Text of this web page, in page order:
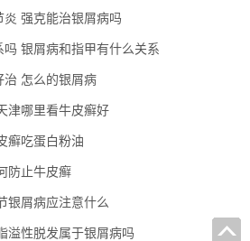
强克能治银屑病吗
银屑病和指甲有什么关系
治 怎么的银屑病
津哪里看牛皮癣好
癣吃蛋白粉油
防止牛皮癣
银屑病应注意什么
溢性脱发属于银屑病吗